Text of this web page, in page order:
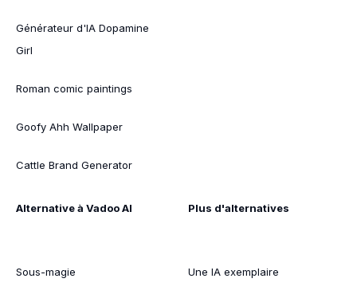
Générateur d'IA Dopamine
Girl
Roman comic paintings
Goofy Ahh Wallpaper
Cattle Brand Generator
Alternative à Vadoo AI
Sous-magie
Plus d'alternatives
Une IA exemplaire